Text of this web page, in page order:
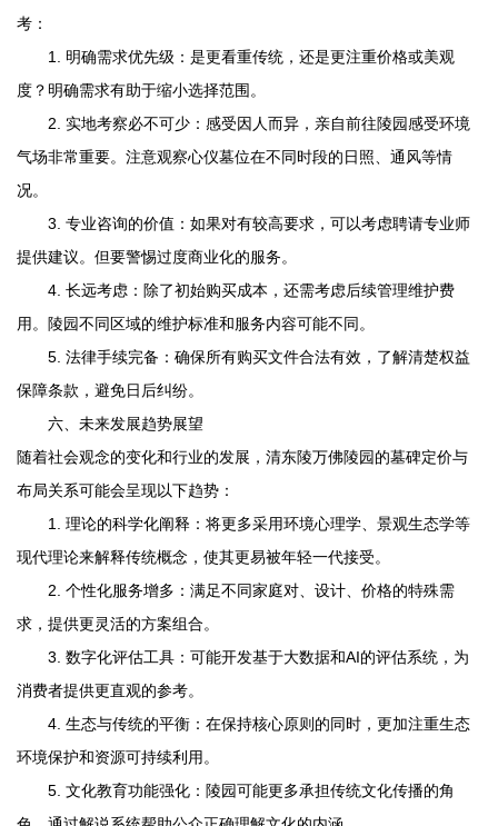
考：
1. 明确需求优先级：是更看重传统，还是更注重价格或美观
度？明确需求有助于缩小选择范围。
2. 实地考察必不可少：感受因人而异，亲自前往陵园感受环境
气场非常重要。注意观察心仪墓位在不同时段的日照、通风等情
况。
3. 专业咨询的价值：如果对有较高要求，可以考虑聘请专业师
提供建议。但要警惕过度商业化的服务。
4. 长远考虑：除了初始购买成本，还需考虑后续管理维护费
用。陵园不同区域的维护标准和服务内容可能不同。
5. 法律手续完备：确保所有购买文件合法有效，了解清楚权益
保障条款，避免日后纠纷。
六、未来发展趋势展望
随着社会观念的变化和行业的发展， 清东陵万佛陵园的墓碑定价与
布局关系可能会呈现以下趋势：
1. 理论的科学化阐释：将更多采用环境心理学、景观生态学等
现代理论来解释传统概念，使其更易被年轻一代接受。
2. 个性化服务增多：满足不同家庭对、设计、价格的特殊需
求，提供更灵活的方案组合。
3. 数字化评估工具：可能开发基于大数据和AI的评估系统，为
消费者提供更直观的参考。
4. 生态与传统的平衡：在保持核心原则的同时，更加注重生态
环境保护和资源可持续利用。
5. 文化教育功能强化：陵园可能更多承担传统文化传播的角